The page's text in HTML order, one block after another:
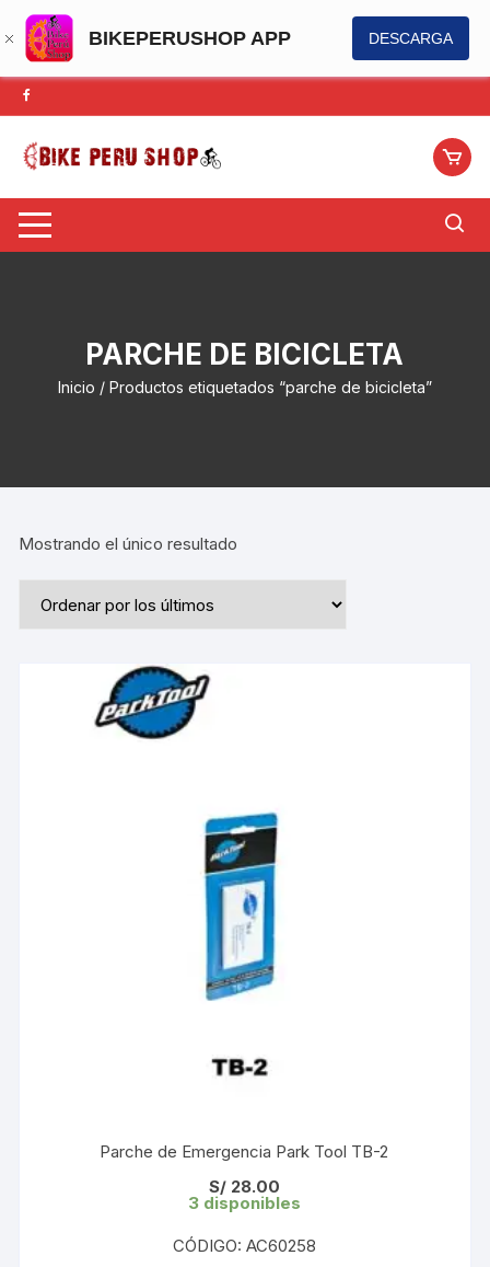
BIKEPERUSHOP APP DESCARGA
Saltar
al
contenido
PARCHE DE BICICLETA
Inicio / Productos etiquetados “parche de bicicleta”
Mostrando el único resultado
Parche de Emergencia Park Tool TB-2
S/ 28.00
3 disponibles
CÓDIGO: AC60258